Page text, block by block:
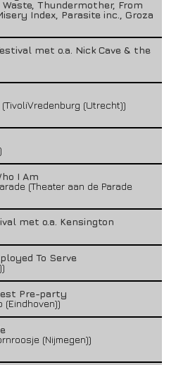
Thundermother, From
Index, Parasite inc., Groza
met o.a. Nick Cave & the
(Utrecht))
I Am
(Theater aan de Parade
met o.a. Kensington
To Serve
Pre-party
(Eindhoven))
(Nijmegen))